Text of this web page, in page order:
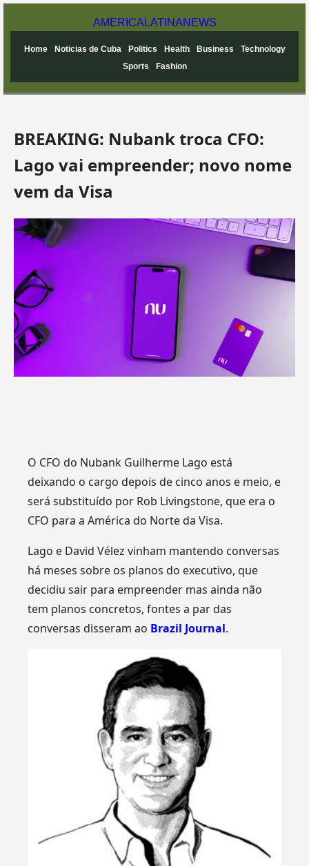
AMERICA LATINANEWS
Home Noticias de Cuba Politics Health Business
Technology
Sports
Fashion
BREAKING: Nubank troca CFO:
Lago vai empreender; novo nome
vem da Visa
O CFO do Nubank Guilherme Lago está
deixando o cargo depois de cinco anos e meio, e
será substituído por Rob Livingstone, que era o
CFO para a América do Norte da Visa.
Lago e David Vélez vinham mantendo conversas
há meses sobre os planos do executivo, que
decidiu sair para empreender mas ainda não
tem planos concretos, fontes a par das
conversas disseram ao Brazil Journal.